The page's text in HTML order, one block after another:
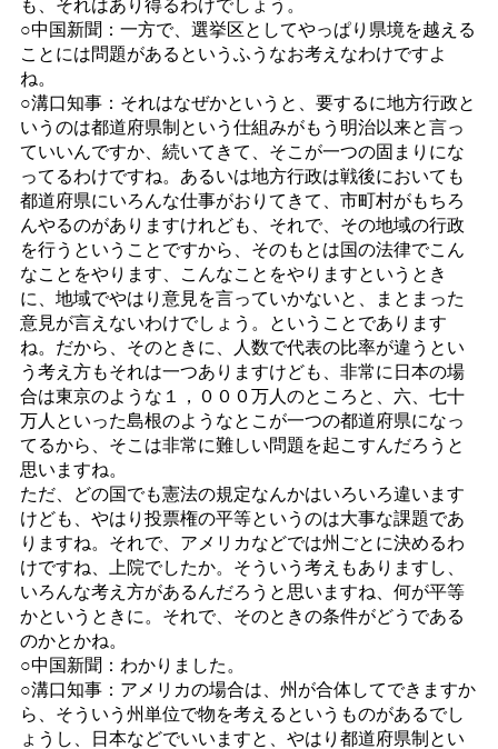
○中国新聞：一方で、選挙区としてやっぱり県境を越える
ことには問題があるというふうなお考えなわけですよ
ね。
○溝口知事：それはなぜかというと、要するに地方行政と
いうのは都道府県制という仕組みがもう明治以来と言っ
ていいんですか、続いてきて、そこが一つの固まりにな
ってるわけですね。あるいは地方行政は戦後においても
都道府県にいろんな仕事がおりてきて、市町村がもちろ
んやるのがありますけれども、それで、その地域の行政
を行うということですから、そのもとは国の法律でこん
なことをやります、こんなことをやりますというとき
に、地域でやはり意見を言っていかないと、まとまった
意見が言えないわけでしょう。ということであります
ね。だから、そのときに、人数で代表の比率が違うとい
う考え方もそれは一つありますけども、非常に日本の場
合は東京のような１，０００万人のところと、六、七十
万人といった島根のようなとこが一つの都道府県になっ
てるから、そこは非常に難しい問題を起こすんだろうと
思いますね。
ただ、どの国でも憲法の規定なんかはいろいろ違います
けども、やはり投票権の平等というのは大事な課題であ
りますね。それで、アメリカなどでは州ごとに決めるわ
けですね、上院でしたか。そういう考えもありますし、
いろんな考え方があるんだろうと思いますね、何が平等
かというときに。それで、そのときの条件がどうである
のかとかね。
○中国新聞：わかりました。
○溝口知事：アメリカの場合は、州が合体してできますか
ら、そういう州単位で物を考えるというものがあるでし
ょうし、日本などでいいますと、やはり都道府県制とい